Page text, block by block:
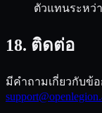
ตัวแทนระหว่
18. ติดต่อ
มีคำถามเกี่ยวกับข้